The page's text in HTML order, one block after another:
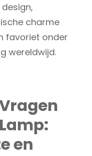
charme
favoriet onder
wereldwijd.
en